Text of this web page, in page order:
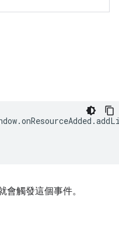
.onResourceAdded .
觸發這個事件。